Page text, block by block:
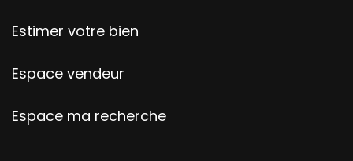
Estimer votre bien
Espace vendeur
Espace ma recherche